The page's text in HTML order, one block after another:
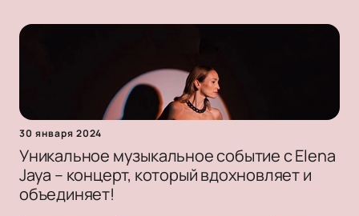
30 января 2024
Уникальное музыкальное событие с Elena
Jaya – концерт, который вдохновляет и
объединяет!